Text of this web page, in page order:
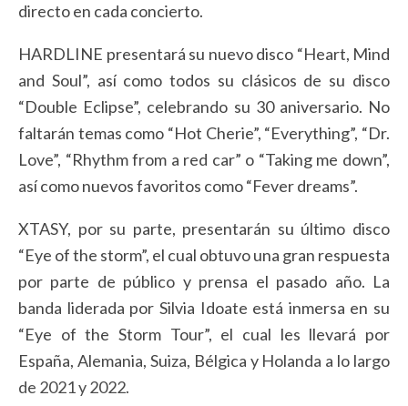
directo en cada concierto.
HARDLINE presentará su nuevo disco “Heart, Mind
and Soul”, así como todos su clásicos de su disco
“Double Eclipse”, celebrando su 30 aniversario. No
faltarán temas como “Hot Cherie”, “Everything”, “Dr.
Love”, “Rhythm from a red car” o “Taking me down”,
así como nuevos favoritos como “Fever dreams”.
XTASY, por su parte, presentarán su último disco
“Eye of the storm”, el cual obtuvo una gran respuesta
por parte de público y prensa el pasado año. La
banda liderada por Silvia Idoate está inmersa en su
“Eye of the Storm Tour”, el cual les llevará por
España, Alemania, Suiza, Bélgica y Holanda a lo largo
de 2021 y 2022.